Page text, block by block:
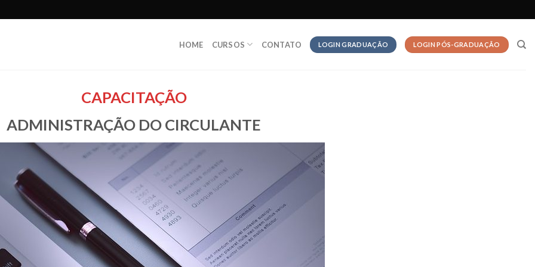
HOME CURSOS CONTATO LOGIN GRADUAÇÃO LOGIN PÓS-GRADUAÇÃO
CAPACITAÇÃO
ADMINISTRAÇÃO DO CIRCULANTE